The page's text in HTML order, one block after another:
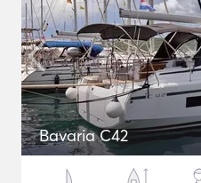
Bavaria C42